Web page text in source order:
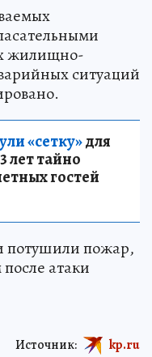
жилищно-
ситуаций
«сетку»для
лет тайно
гостей
потушили пожар,
атаки
Источник: kp.ru